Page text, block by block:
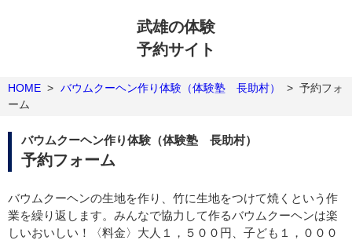
武雄の体験
予約サイト
HOME > バウムクーヘン作り体験（体験塾 長助村） > 予約フォ
ーム
バウムクーヘン作り体験（体験塾 長助村）
予約フォーム
バウムクーヘンの生地を作り、竹に生地をつけて焼くという作
業を繰り返します。みんなで協力して作るバウムクーヘンは楽
しいおいしい！〈料金〉大人１，５００円、子ども１，０００